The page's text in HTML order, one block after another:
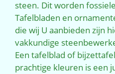
steen. Dit worden
Tafelbladen en
die wij U aanbieden zijn
vakkundige
Een tafelblad of
prachtige kleuren is een